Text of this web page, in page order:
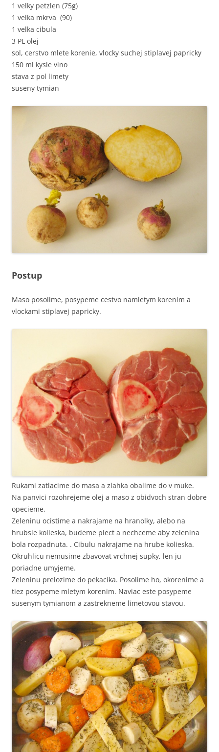
1 velky petzlen (75g)
1 velka mkrva (90)
1 velka cibula
3 PL olej
sol, cerstvo mlete korenie, vlocky suchej stiplavej papricky
150 ml kysle vino
stava z pol limety
suseny tymian
Postup
Maso posolime, posypeme cestvo namletym korenim a
vlockami stiplavej papricky.
Rukami zatlacime do masa a zlahka obalime do v muke.
Na panvici rozohrejeme olej a maso z obidvoch stran dobre
opecieme.
Zeleninu ocistime a nakrajame na hranolky, alebo na
hrubsie kolieska, budeme piect a nechceme aby zelenina
bola rozpadnuta. . Cibulu nakrajame na hrube kolieska.
Okruhlicu nemusime zbavovat vrchnej supky, len ju
poriadne umyjeme.
Zeleninu prelozime do pekacika. Posolime ho, okorenime a
tiez posypeme mletym korenim. Naviac este posypeme
susenym tymianom a zastrekneme limetovou stavou.